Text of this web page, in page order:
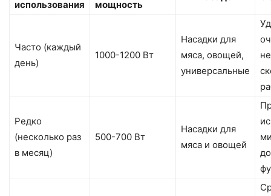
использования мощность
Часто (каждый
день)
1000-1200 Вт
Насадки для
мяса, овощей,
универсальные
Редко
(несколько раз
в месяц)
500-700 Вт
Насадки для
мяса и овощей